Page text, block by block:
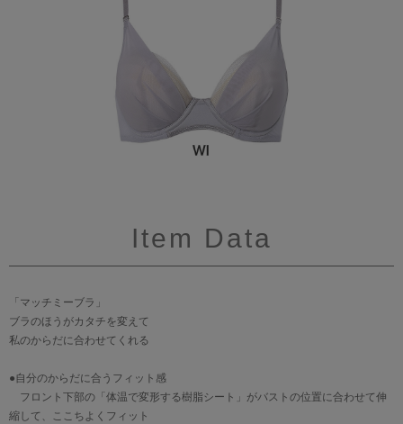
Item Data
「マッチミーブラ」
ブラのほうがカタチを変えて
私のからだに合わせてくれる
●自分のからだに合うフィット感
フロント下部の「体温で変形する樹脂シート」がバストの位置に合わせて伸
縮して、ここちよくフィット